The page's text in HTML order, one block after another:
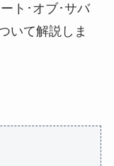
ト･オブ･サバ
いて解説しま